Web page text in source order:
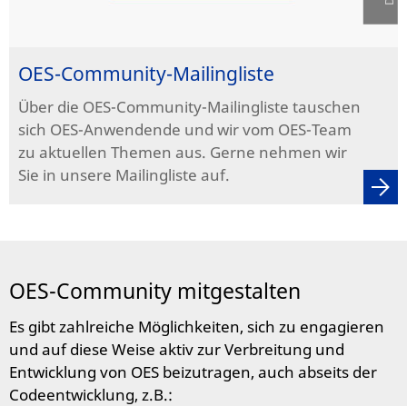
OES-Community-Mailingliste
Über die OES-Community-Mailingliste tauschen
sich OES-Anwendende und wir vom OES-Team
zu aktuellen Themen aus. Gerne nehmen wir
Sie in unsere Mailingliste auf.
OES-Community mitgestalten
Es gibt zahlreiche Möglichkeiten, sich zu engagieren
und auf diese Weise aktiv zur Verbreitung und
Entwicklung von OES beizutragen, auch abseits der
Codeentwicklung, z.B.: